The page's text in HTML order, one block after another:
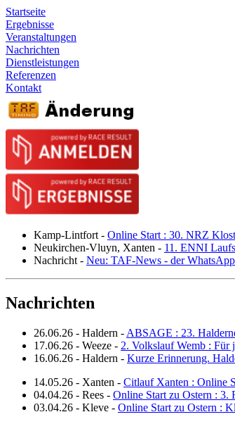
Startseite
Ergebnisse
Veranstaltungen
Nachrichten
Dienstleistungen
Referenzen
Kontakt
Kamp-Lintfort - Online Start : 30. NRZ
Neukirchen-Vluyn, Xanten - 11. ENNI
Nachricht - Neu: TAF-News - der
Nachrichten
26.06.26 - Haldern - ABSAGE : 23.
17.06.26 - Weeze - 2. Volkslauf Wemb : Für
16.06.26 - Haldern - Kurze Erinnerung.
14.05.26 - Xanten - Citlauf Xanten : Online
04.04.26 - Rees - Online Start zu Ostern : 3.
03.04.26 - Kleve - Online Start zu Ostern :